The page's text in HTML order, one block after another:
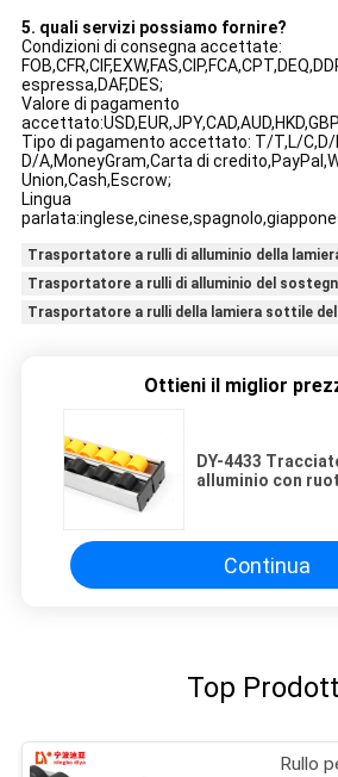
5. quali servizi possiamo fornire?
Condizioni di consegna accettate:
espressa,DAF,DES;
Valore di pagamento
Tipo di pagamento accettato: T/T,L/C,D/
D/A,MoneyGram,Carta di
Union,Cash,Escrow;
Lingua
Trasportatore a rulli di alluminio della
Trasportatore a rulli di alluminio del
Trasportatore a rulli della lamiera sottile del
Ottieni il miglior
DY-4433
alluminio con
Continua
Top
Rullo